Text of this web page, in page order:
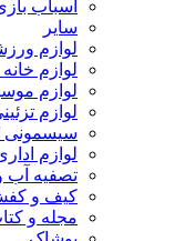
اسباب
سایر
لوازم
لوازم
لوازم
لوازم
سیسمونی
لوازم
تصفیه آب
کیف و
مجله و